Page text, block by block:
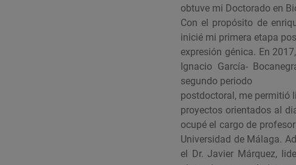
obtuve mi Doctorado en
Con el propósito de
inicié mi primera etapa
expresión génica. En
Ignacio García-
segundo periodo
postdoctoral, me permitió
proyectos orientados al
ocupé el cargo de
Universidad de Málaga.
el Dr. Javier Márquez,